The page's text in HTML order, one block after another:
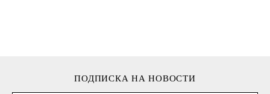
ПОДПИСКА НА НОВОСТИ